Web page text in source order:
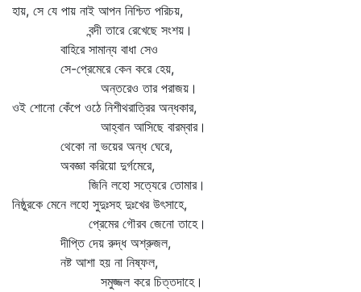
হায়, সে যে পায় নাই আপন নিশ্চিত পরিচয়,
বন্দী তারে রেখেছে সংশয়।
বাহিরে সামান্য বাধা সেও
সে-প্রেমেরে কেন করে হেয়,
অন্তরেও তার পরাজয়।
ওই শোনো কেঁপে ওঠে নিশীথরাত্রির অন্ধকার,
আহ্বান আসিছে বারম্বার।
থেকো না ভয়ের অন্ধ ঘেরে,
অবজ্ঞা করিয়ো দুর্গমেরে,
জিনি লহো সত্যেরে তোমার।
নিষ্ঠুরকে মেনে লহো সুদুঃসহ দুঃখের উৎসাহে,
প্রেমের গৌরব জেনো তাহে।
দীপ্তি দেয় রুদ্ধ অশ্রুজল,
নষ্ট আশা হয় না নিষ্ফল,
সমুজ্জল করে চিত্তদাহে।